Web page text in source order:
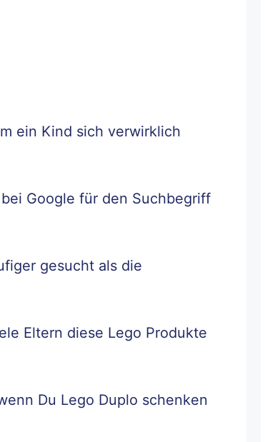
ein Kind sich verwirklich
Google für den Suchbegriff
gesucht als die
Eltern diese Lego Produkte
Du Lego Duplo schenken